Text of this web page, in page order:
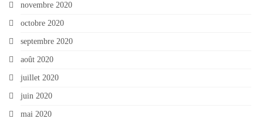
novembre 2020
octobre 2020
septembre 2020
août 2020
juillet 2020
juin 2020
mai 2020